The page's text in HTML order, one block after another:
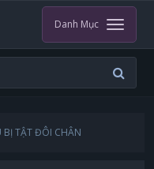
Danh Mục
BỊ TẬT ĐÔI CHÂN